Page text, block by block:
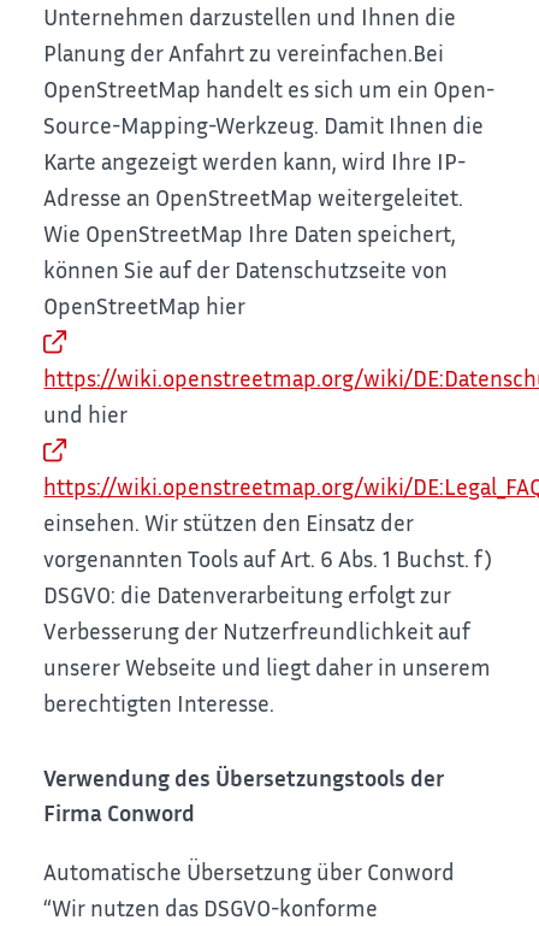
Unternehmen darzustellen und Ihnen die
Planung der Anfahrt zu vereinfachen.Bei
OpenStreetMap handelt es sich um ein Open-
Source-Mapping-Werkzeug. Damit Ihnen die
Karte angezeigt werden kann, wird Ihre IP-
Adresse an OpenStreetMap weitergeleitet.
Wie OpenStreetMap Ihre Daten speichert,
können Sie auf der Datenschutzseite von
OpenStreetMap hier
https://wiki.openstreetmap.org/wiki/
und hier
https://wiki.openstreetmap.org/wiki/
einsehen. Wir stützen den Einsatz der
vorgenannten Tools auf Art. 6 Abs. 1 Buchst. f)
DSGVO: die Datenverarbeitung erfolgt zur
Verbesserung der Nutzerfreundlichkeit auf
unserer Webseite und liegt daher in unserem
berechtigten Interesse.
Verwendung des Übersetzungstools der
Firma Conword
Automatische Übersetzung über Conword
“Wir nutzen das DSGVO-konforme